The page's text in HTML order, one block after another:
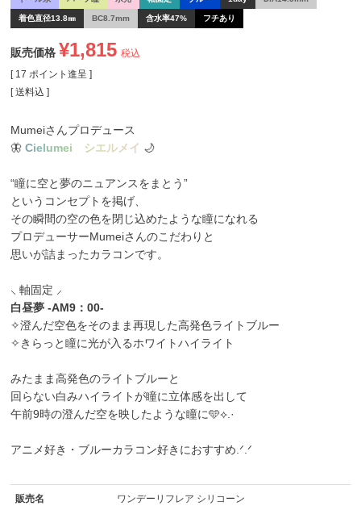
着色直径13.8㎜ BC8.7mm 含水率47% フチあり
販売価格 ¥1,815 税込
[ 17 ポイント進呈 ]
送料込
Mumeiさんプロデュース
🦋 Cielumei シエルメイ 🌙
“瞳に空と夢のニュアンスをまとう”
というコンセプトを掲げ、
その瞬間の空の色を閉じ込めたような瞳になれる
プロデューサーMumeiさんのこだわりと
思いが詰まったカラコンです。
⸜ 軸固定 ⸝
白昼夢 -AM9：00-
✧澄んだ空色をそのまま再現した高発色ライトブルー
✧きらっと瞳に光が入るホワイトハイライト
みたまま高発色のライトブルーと
回らない白みハイライトが瞳に立体感を出して
午前9時の澄んだ空を映したような瞳に🩵⟡.·
アニメ好き・ブルーカラコン好きにおすすめ.ᐟ.ᐟ
販売名 ワンデーリフレア シリコーン